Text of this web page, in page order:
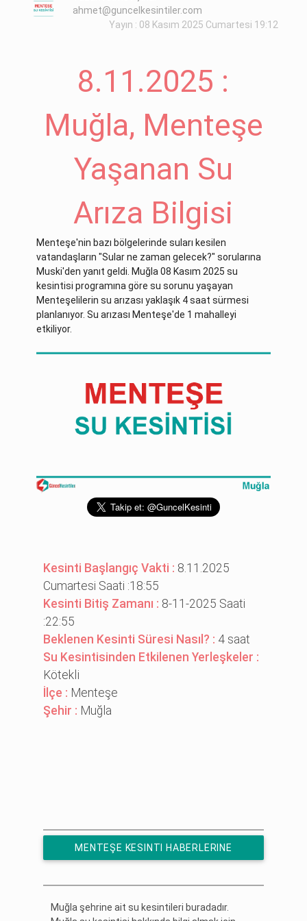
ahmet@guncelkesintiler.com
Yayın : 08 Kasım 2025 Cumartesi 19:12
8.11.2025 :
Muğla, Menteşe
Yaşanan Su
Arıza Bilgisi
Menteşe'nin bazı bölgelerinde suları kesilen
vatandaşların "Sular ne zaman gelecek?" sorularına
Muski'den yanıt geldi. Muğla 08 Kasım 2025 su
kesintisi programına göre su sorunu yaşayan
Menteşelilerin su arızası yaklaşık 4 saat sürmesi
planlanıyor. Su arızası Menteşe'de 1 mahalleyi
etkiliyor.
Kesinti Başlangıç Vakti : 8.11.2025
Cumartesi Saati :18:55
Kesinti Bitiş Zamanı : 8-11-2025 Saati
:22:55
Beklenen Kesinti Süresi Nasıl? : 4 saat
Su Kesintisinden Etkilenen Yerleşkeler :
Kötekli̇
İlçe : Menteşe
Şehir : Muğla
MENTEŞE KESINTI HABERLERINE
Muğla şehrine ait su kesintileri buradadır.